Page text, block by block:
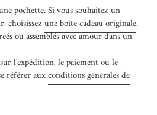
pochette. Si vous souhaitez un
choisissezune boîte cadeau originale.
ou assemblés avec amour dans un
l'expédition, le paiement ou le
référer auxconditions générales de